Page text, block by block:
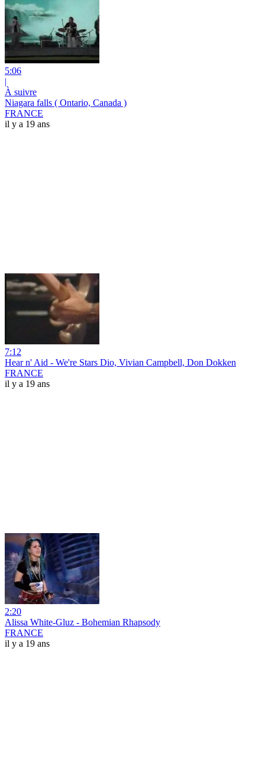
5:06
|
À suivre
Niagara falls ( Ontario, Canada )
FRANCE
il y a 19 ans
7:12
Hear n' Aid - We're Stars Dio, Vivian Campbell, Don Dokken
FRANCE
il y a 19 ans
2:20
Alissa White-Gluz - Bohemian Rhapsody
FRANCE
il y a 19 ans